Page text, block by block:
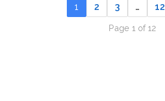
1 2 3 … 12
Page 1 of 12